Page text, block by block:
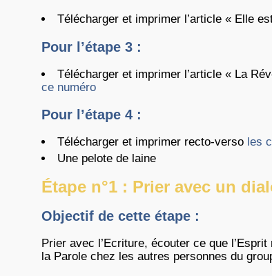
Télécharger et imprimer l’article « Elle
Pour l’étape 3 :
Télécharger et imprimer l’article « La
ce numéro
Pour l’étape 4 :
Télécharger et imprimer recto-verso les
Une pelote de laine
Étape n°1 : Prier avec un
Objectif de cette étape :
Prier avec l’Ecriture, écouter ce que
la Parole chez les autres personnes du